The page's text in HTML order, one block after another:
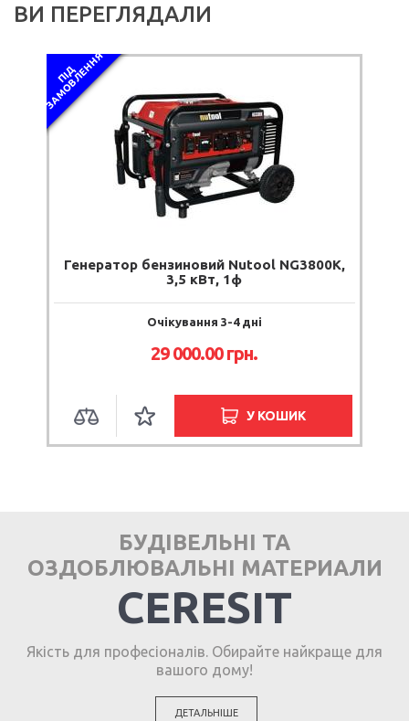
ВИ ПЕРЕГЛЯДАЛИ
П
І
Д
З
А
М
О
В
Л
Е
Н
Н
Я
Генератор бензиновий Nutool NG3800К,
3,5 кВт, 1ф
Очікування 3-4 дні
29 000.00 грн.
У КОШИК
БУДІВЕЛЬНІ ТА
ОЗДОБЛЮВАЛЬНІ МАТЕРИАЛИ
CERESIT
Якість для професіоналів. Обирайте найкраще для
вашого дому!
ДЕТАЛЬНІШЕ